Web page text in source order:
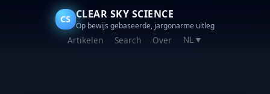
CS CLEAR SKY SCIENCE
Op bewijs gebaseerde, jargonarme uitleg
Artikelen Search Over NL ▼